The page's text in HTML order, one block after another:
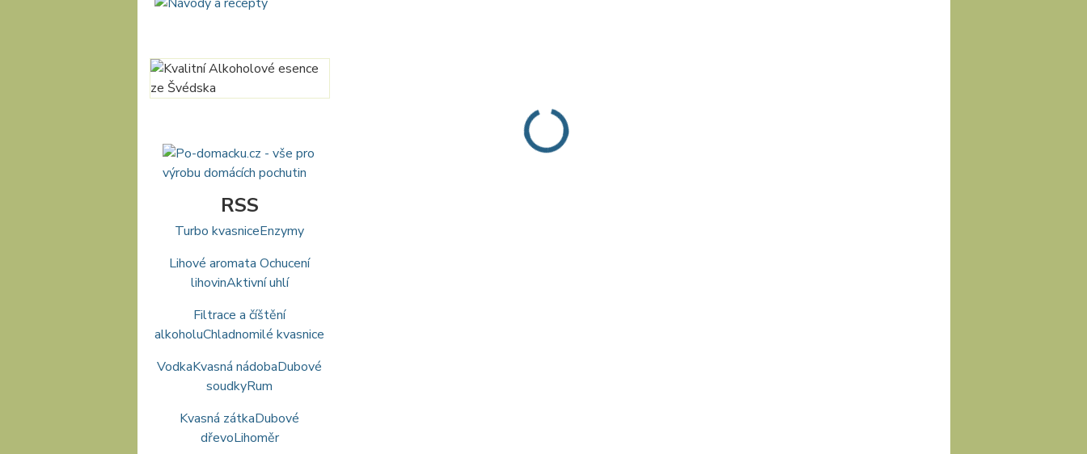
RSS
Turbo kvasniceEnzymy
Lihové aromata Ochucení
lihovinAktivní uhlí
Filtrace a číštění
alkoholuChladnomilé kvasnice
VodkaKvasná nádobaDubové
soudkyRum
Kvasná zátkaDubové
dřevoLihoměr